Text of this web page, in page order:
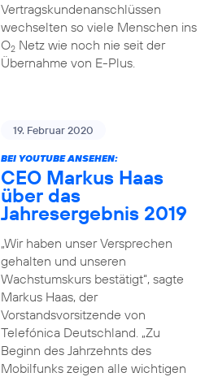
Vertragskundenanschlüssen
wechselten so viele Menschen ins
O2Netz wie noch nie seit der
Übernahme von E-Plus.
19. Februar 2020
BEI YOUTUBE ANSEHEN:
CEO Markus Haas
über das
Jahresergebnis 2019
„Wir haben unser Versprechen
gehalten und unseren
Wachstumskurs bestätigt“, sagte
Markus Haas, der
Vorstandsvorsitzende von
Telefónica Deutschland. „Zu
Beginn des Jahrzehnts des
Mobilfunks zeigen alle wichtigen